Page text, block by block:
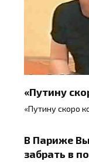
«Путину
«Путину скоро
В Париже
забрать в